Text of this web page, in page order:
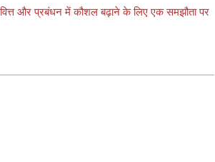
वित्त और प्रबंधन में कौशल बढ़ाने के लिए एक समझौता पर